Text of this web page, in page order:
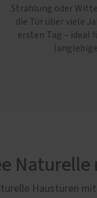
Strahlung oder
die Tür über viele
ersten Tag – ideal
Haustüren